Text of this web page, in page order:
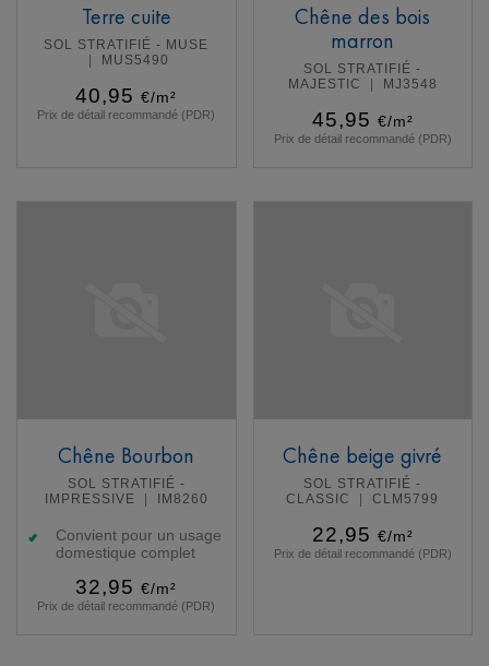
Terre cuite
SOL STRATIFIÉ - MUSE
MUS5490
40,95 €/m²
Prix de détail recommandé (PDR)
Chêne des bois
marron
SOL STRATIFIÉ -
MAJESTIC
MJ3548
45,95 €/m²
Prix de détail recommandé (PDR)
Chêne Bourbon
SOL STRATIFIÉ -
IMPRESSIVE
IM8260
Convient pour un usage
domestique complet
32,95 €/m²
Prix de détail recommandé (PDR)
Chêne beige givré
SOL STRATIFIÉ -
CLASSIC
CLM5799
22,95 €/m²
Prix de détail recommandé (PDR)